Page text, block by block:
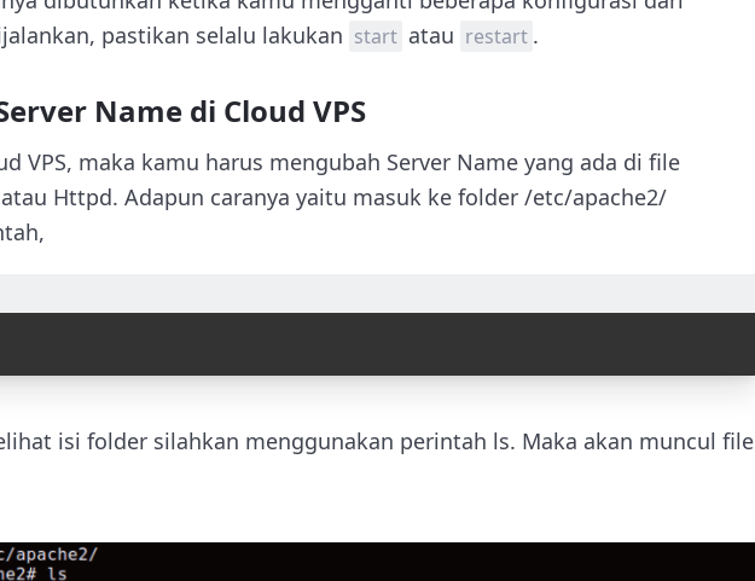
pastikan selalu lakukan start atau restart .
Name di Cloud VPS
VPS, maka kamu harus mengubah Server Name yang ada di file
Httpd. Adapun caranya yaitu masuk ke folder /etc/apache2/
isi folder silahkan menggunakan perintah ls. Maka akan muncul file